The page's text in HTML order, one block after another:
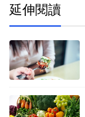
延伸閱讀